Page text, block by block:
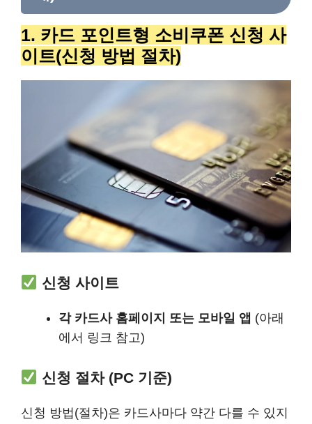
1. 카드 포인트형 소비쿠폰 신청 사
이트(신청 방법 절차)
신청 사이트
각 카드사 홈페이지 또는 모바일 앱 (아래
에서 링크 참고)
신청 절차 (PC 기준)
신청 방법(절차)은 카드사마다 약간 다를 수 있지